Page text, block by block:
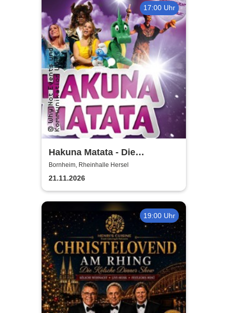
17:00 Uhr
Hakuna Matata - Die
einzigartige große
Kindermusical-Gala
Bornheim, Rheinhalle Hersel
21.11.2026
19:00 Uhr